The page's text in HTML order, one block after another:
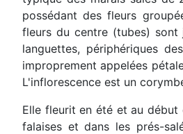
possédant des fleurs
fleurs du centre (tubes) sont
languettes, périphériques
improprement appelées
L'inflorescence est un
Elle fleurit en été et au début
falaises et dans les prés-